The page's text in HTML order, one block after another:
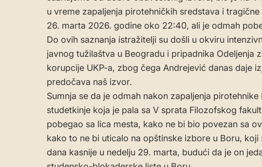
u vreme zapaljenja pirotehničkih sredstava i
26. marta 2026. godine oko 22:40, ali je odmah
Do ovih saznanja istražitelji su došli u okviru
javnog tužilaštva u Beogradu i pripadnika Odeljenja
korupcije UKP-a, zbog čega Andrejević danas daje
predočava naš izvor.
Sumnja se da je odmah nakon zapaljenja
studetkinje koja je pala sa V sprata Filozofskog
pobegao sa lica mesta, kako ne bi bio povezan sa
kako to ne bi uticalo na opštinske izbore u Boru, koji
dana kasnije u nedelju 29. marta, budući da je on